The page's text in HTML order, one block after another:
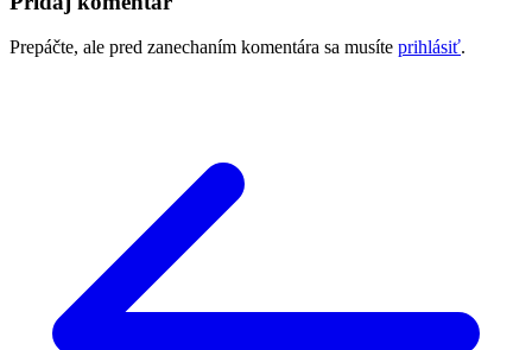
Prepáčte, ale pred zanechaním komentára sa musíte prihlásiť.